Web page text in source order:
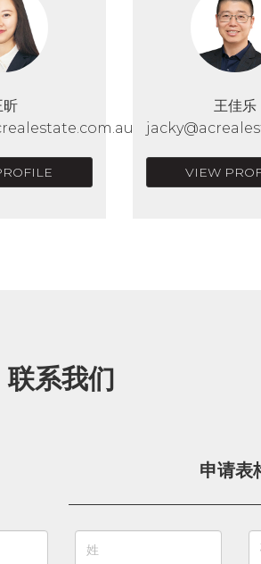
昕
王佳乐
VIEW
联系我们
申请表